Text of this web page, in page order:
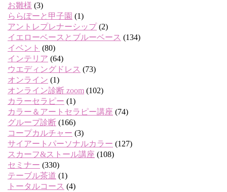
お雛様 (3)
ららぽーと甲子園 (1)
アントレプレナーシップ(2)
イエローベースとブルーベース (134)
イベント (80)
インテリア (64)
ウエディングドレス (73)
オンライン (1)
オンライン診断 zoom (102)
カラーセラピー (1)
カラー＆アートセラピー講座 (74)
グループ診断 (166)
コープカルチャー (3)
サイアートパーソナルカラー (127)
スカーフ&ストール講座 (108)
セミナー (330)
テーブル茶道 (1)
トータルコース (4)